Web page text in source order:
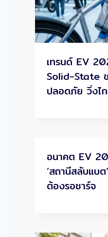
เทรนด์ EV
Solid-State
ปลอดภัย วิ่งไ
อนาคต EV
‘สถานีสลับแบ
ต้องรอชาร์จ